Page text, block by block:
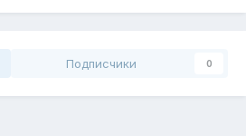
Подписчики 0